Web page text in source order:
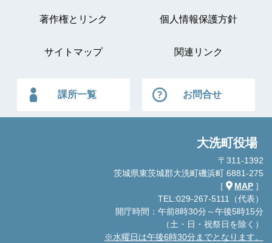
著作権とリンク 個人情報保護方針
サイトマップ 関連リンク
課所一覧 お問合せ
大洗町役場
〒311-1392
茨城県東茨城郡大洗町磯浜町 6881-275
［
MAP ］
TEL:029-267-5111（代表）
開庁時間：午前8時30分～午後5時15分
（土・日・祝祭日を除く）
※水曜日は午後6時30分までとなります。